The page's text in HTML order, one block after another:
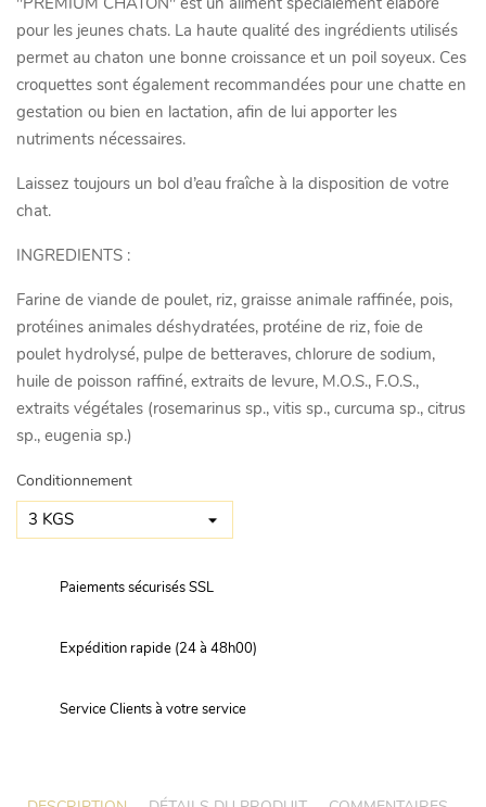
pour les jeunes chats. La haute qualité des ingrédients utilisés
permet au chaton une bonne croissance et un poil soyeux. Ces
croquettes sont également recommandées pour une chatte en
gestation ou bien en lactation, afin de lui apporter les
nutriments nécessaires.
Laissez toujours un bol d’eau fraîche à la disposition de votre
chat.
INGREDIENTS :
Farine de viande de poulet, riz, graisse animale raffinée, pois,
protéines animales déshydratées, protéine de riz, foie de
poulet hydrolysé, pulpe de betteraves, chlorure de sodium,
huile de poisson raffiné, extraits de levure, M.O.S., F.O.S.,
extraits végétales (rosemarinus sp., vitis sp., curcuma sp., citrus
sp., eugenia sp.)
Conditionnement
Paiements sécurisés SSL
Expédition rapide (24 à 48h00)
Service Clients à votre service